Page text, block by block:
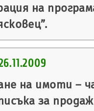
на
на имоти –
за